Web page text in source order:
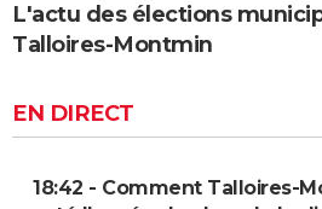
L'actu des élections
Talloires-Montmin
EN DIRECT
18:42 - Comment Talloires-